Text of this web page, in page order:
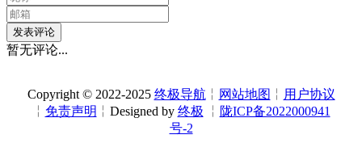
发表评论
暂无评论...
Copyright © 2022-2025 终极导航 ╎ 网站地图 ╎ 用户协议
╎ 免责声明 ╎Designed by 终极 ╎ 陇ICP备2022000941
号-2